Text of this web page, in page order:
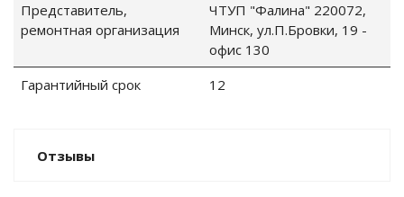
Представитель,
ремонтная организация
ЧТУП "Фалина" 220072,
Минск, ул.П.Бровки, 19 -
офис 130
Гарантийный срок
12
Отзывы